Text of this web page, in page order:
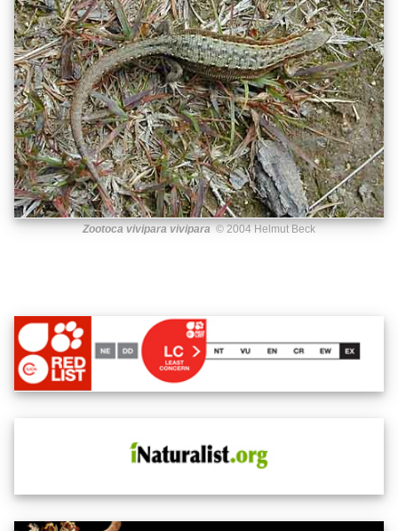
Zootoca vivipara vivipara © 2004 Helmut Beck